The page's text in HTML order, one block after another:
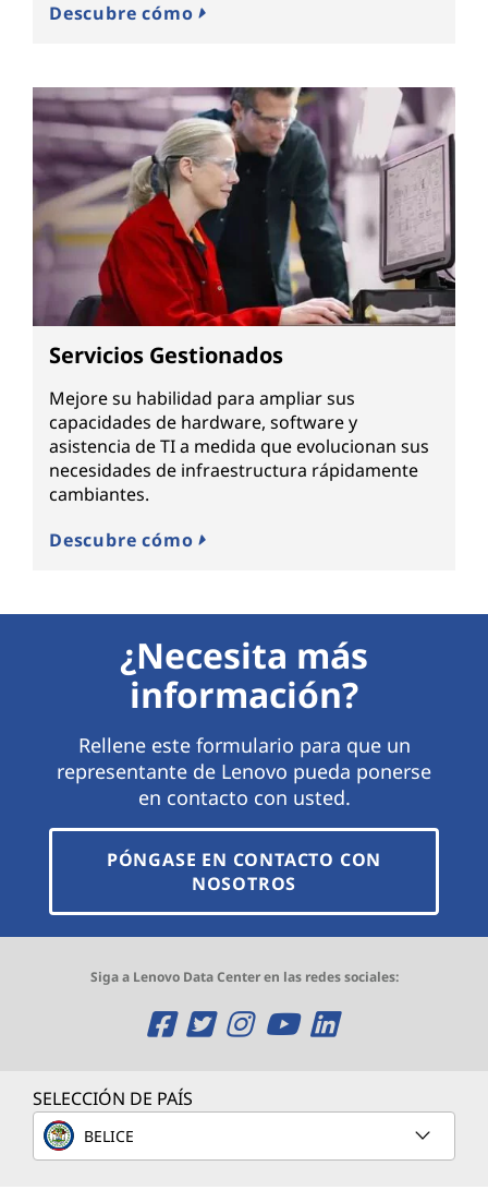
Descubre cómo
Servicios Gestionados
Mejore su habilidad para ampliar sus
capacidades de hardware, software y
asistencia de TI a medida que evolucionan sus
necesidades de infraestructura rápidamente
cambiantes.
Descubre cómo
¿Necesita más
información?
Rellene este formulario para que un
representante de Lenovo pueda ponerse
en contacto con usted.
PÓNGASE EN CONTACTO CON
NOSOTROS
Siga a Lenovo Data Center en las redes sociales:
O
e
O
e
O
e
O
e
O
e
SELECCIÓN DE PAÍS
BELICE